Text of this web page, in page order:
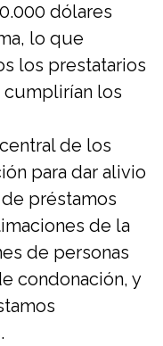
dólares
lo que
los prestatarios
los
de los
para dar alivio
préstamos
de la
de personas
condonación, y